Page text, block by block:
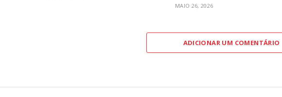
MAIO 26, 2026
ADICIONAR UM COMENTÁRIO